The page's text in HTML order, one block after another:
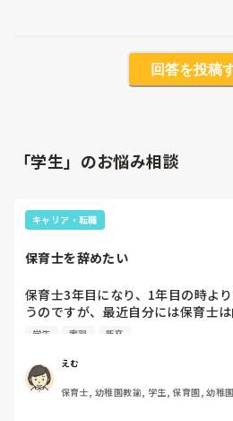
回答を投稿
「学生」のお悩み相談
キャリア・転職
保育士を辞めたい
保育士3年目になり、1年目の時よ
うのですが、最近自分には保育士
か、と考えることが増えました。
みて、やっぱり自分には向いてな
増えました。保育学生の時から実習
思ってはいましたが、実際に働い
学生 実習 新卒
えむ
保育士, 幼稚園教諭, 学生, 保育園, 幼稚